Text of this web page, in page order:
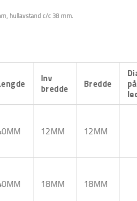
hullavstand c/c 38 mm.
Inv
bredde
Bredde
på
12MM 12MM
18MM 18MM